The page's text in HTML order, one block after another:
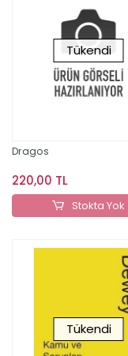
Tükendi
Dragos
220,00 TL
Stokta Yok
Tükendi